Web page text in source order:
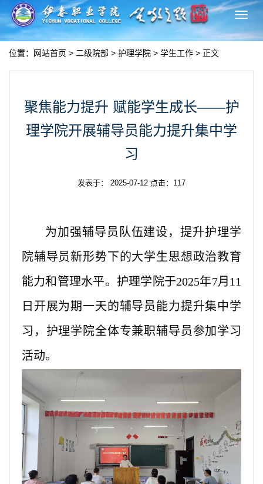
切
换
位置： 网站首页 > 二级院部 > 护理学院 > 学生工作 > 正文
聚焦能力提升 赋能学生成长——护
理学院​开展辅导员能力提升集中学
习
发表于： 2025-07-12 点击： 117
为加强辅导员队伍建设，提升护理学
院辅导员新形势下的大学生思想政治教育
能力和管理水平。护理学院于2025年7月11
日开展为期一天的辅导员能力提升集中学
习，护理学院全体专兼职辅导员参加学习
活动。